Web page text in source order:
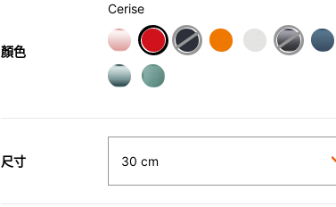
顏色
Cerise
selected
尺寸